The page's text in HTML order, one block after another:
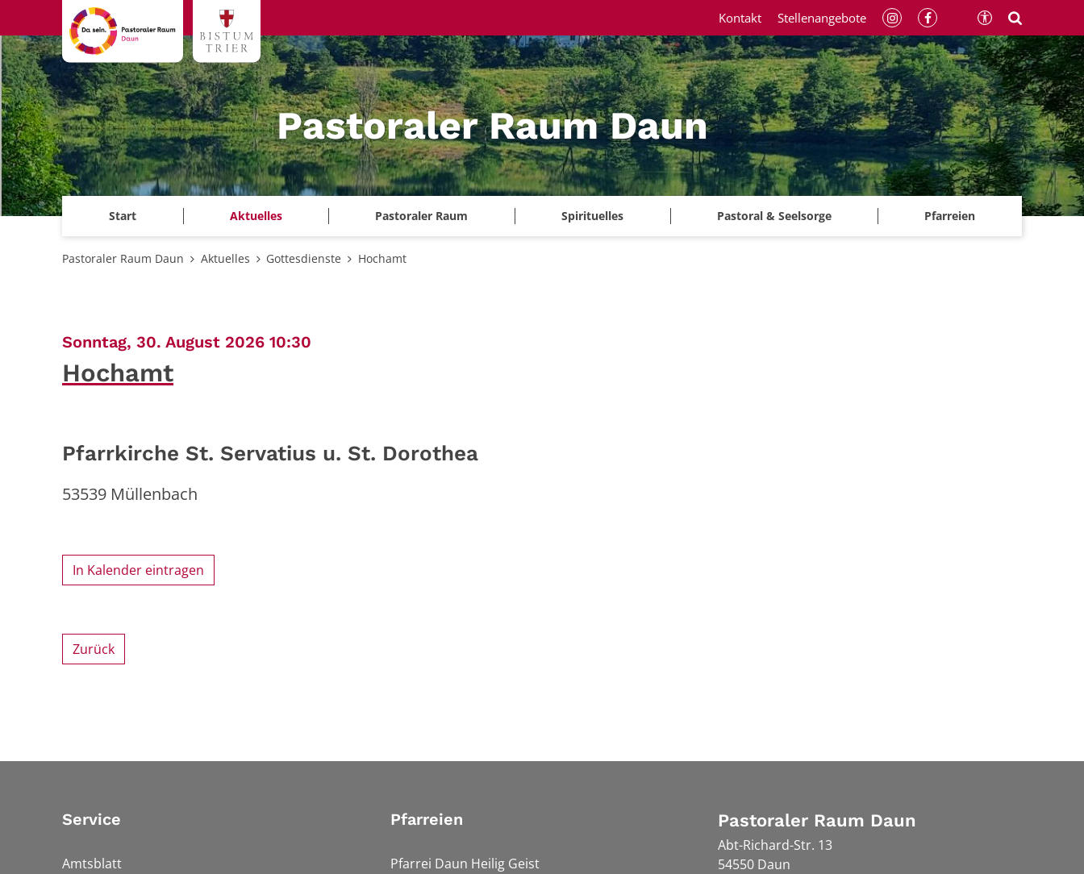
Zum Inhalt springen
Pastoraler Raum Daun
Start Aktuelles Pastoraler Raum Spirituelles Pastoral & Seelsorge Pfarreien
Kontakt Stellenangebote
Pastoraler Raum Daun Aktuelles Gottesdienste Hochamt
Sonntag, 30. August 2026 10:30
Hochamt
Pfarrkirche St. Servatius u. St. Dorothea
53539 Müllenbach
In Kalender eintragen
Zurück
Service
Amtsblatt
Pfarreien
Pfarrei Daun Heilig Geist
Pastoraler Raum Daun
Abt-Richard-Str. 13
54550 Daun